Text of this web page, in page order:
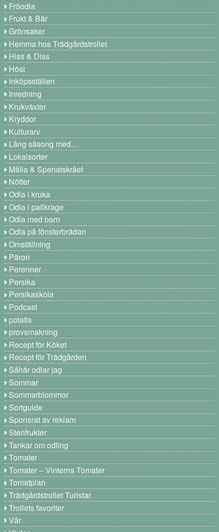
Fröodla
Frukt & Bär
Grönsaker
Hemma hos Trädgårdstrollet
Hiss & Diss
Höst
Inköpsställen
Inredning
Krukväxter
Kryddor
Kulturarv
Lång säsong med…
Lokalsorter
Målla & Spenatskrået
Nötter
Odla i kruka
Odla i pallkrage
Odla med barn
Odla på fönsterbrädan
Omställning
Päron
Perenner
Persika
Persikaskola
Podcast
potatis
provsmakning
Recept för Köket
Recept för Trädgården
Såhär odlar jag
Sommar
Sommarblommor
Sortguide
Sponsrat av reklam
Stenfrukter
Tankar om odling
Tomater
Tomater – Vinterns Tomater
Tomatplan
Trädgårdstrollet Turistar
Trollets favoriter
Vår